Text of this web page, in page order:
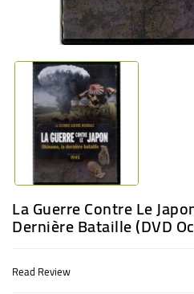
La Guerre Contre Le
Dernière Bataille (DVD
Read Review